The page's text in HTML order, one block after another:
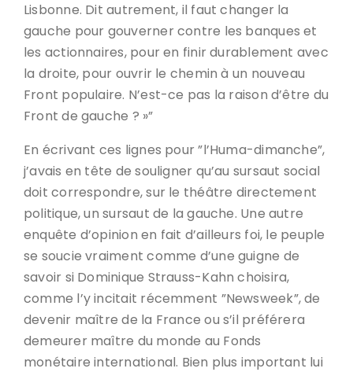
Lisbonne. Dit autrement, il faut changer la
gauche pour gouverner contre les banques et
les actionnaires, pour en finir durablement avec
la droite, pour ouvrir le chemin à un nouveau
Front populaire. N’est-ce pas la raison d’être du
Front de gauche ? »”
En écrivant ces lignes pour ”l’Huma-dimanche”,
j’avais en tête de souligner qu’au sursaut social
doit correspondre, sur le théâtre directement
politique, un sursaut de la gauche. Une autre
enquête d’opinion en fait d’ailleurs foi, le peuple
se soucie vraiment comme d’une guigne de
savoir si Dominique Strauss-Kahn choisira,
comme l’y incitait récemment ”Newsweek”, de
devenir maître de la France ou s’il préférera
demeurer maître du monde au Fonds
monétaire international. Bien plus important lui